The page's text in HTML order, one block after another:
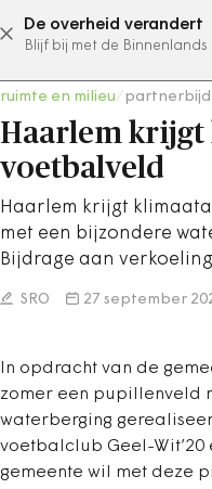
De overheid verandert
Blijf bij met de
ruimte en milieu
Haarlem
voetbalveld
Haarlem krijgt
met een bijzondere
Bijdrage aan
SRO 27 september
In opdracht van de
zomer een pupillenveld
waterberging
voetbalclub Geel-
gemeente wil met deze